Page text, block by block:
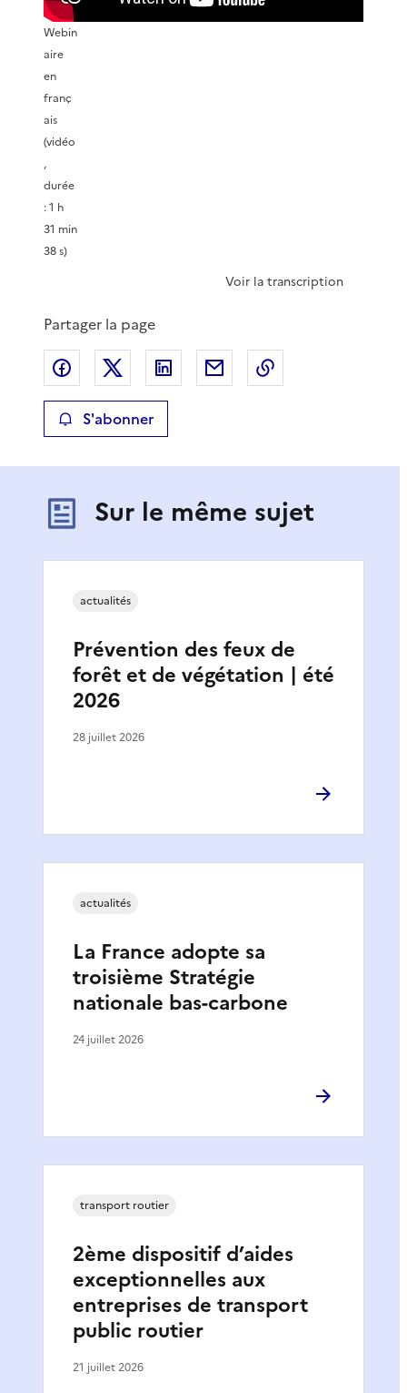
Webin
aire
en
franç
ais
(vidéo
,
durée
: 1 h
31 min
38 s)
Voir la transcription
Partager la page
Partager sur Facebook
Partager sur XPartager sur LinkedIn
Partager par email
S'abonner
Sur le même sujet
Prévention des feux de
forêt et de végétation | été
2026
actualités
28 juillet 2026
La France adopte sa
troisième Stratégie
nationale bas-carbone
actualités
24 juillet 2026
2ème dispositif d’aides
exceptionnelles aux
entreprises de transport
public routier
transport routier
21 juillet 2026